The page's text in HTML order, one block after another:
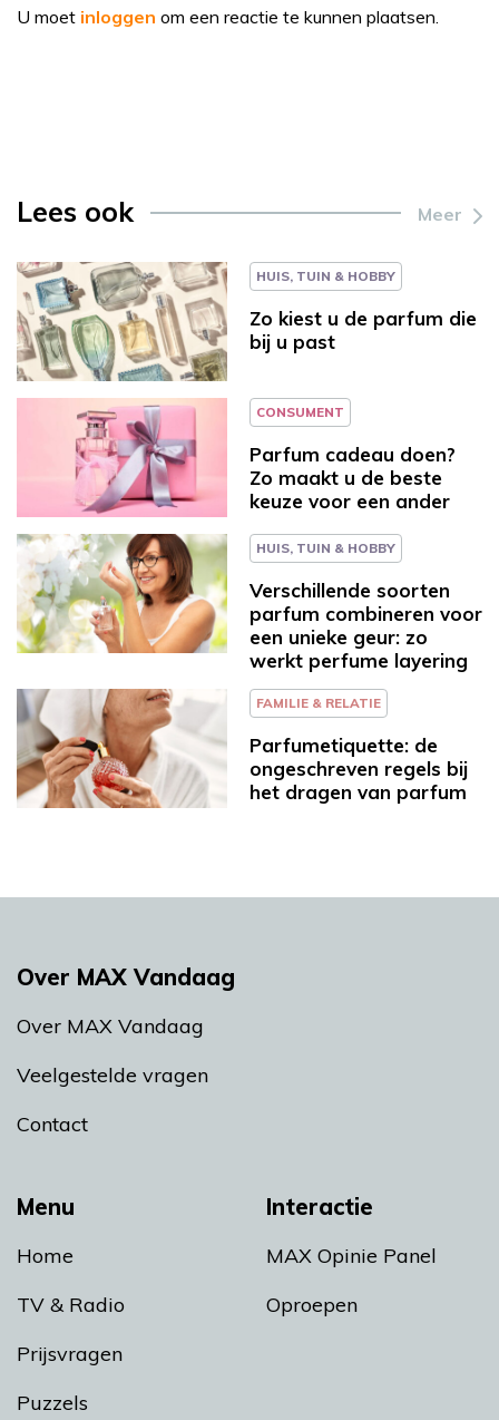
U moet inloggen om een reactie te kunnen plaatsen.
Lees ook Meer
HUIS, TUIN & HOBBY
Zo kiest u de parfum die
bij u past
CONSUMENT
Parfum cadeau doen?
Zo maakt u de beste
keuze voor een ander
HUIS, TUIN & HOBBY
Verschillende soorten
parfum combineren voor
een unieke geur: zo
werkt perfume layering
FAMILIE & RELATIE
Parfumetiquette: de
ongeschreven regels bij
het dragen van parfum
Menu
Home
TV & Radio
Prijsvragen
Puzzels
Interactie
MAX Opinie Panel
Oproepen
Over MAX Vandaag
Over MAX Vandaag
Veelgestelde vragen
Contact